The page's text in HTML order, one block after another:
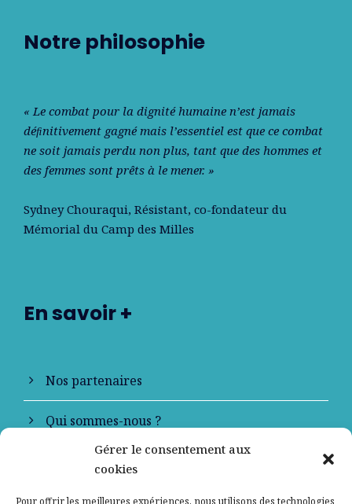
Gérer le consentement aux
cookies
Pour offrir les meilleures expériences, nous utilisons des technologies
Notre philosophie
« Le combat pour la dignité humaine n’est jamais
déﬁnitivement gagné mais l’essentiel est que ce combat
ne soit jamais perdu non plus, tant que des hommes et
des femmes sont prêts à le mener. »
Sydney Chouraqui, Résistant, co-fondateur du
Mémorial du Camp des Milles
En savoir +
Nos partenaires
Qui sommes-nous ?
Contactez-nous